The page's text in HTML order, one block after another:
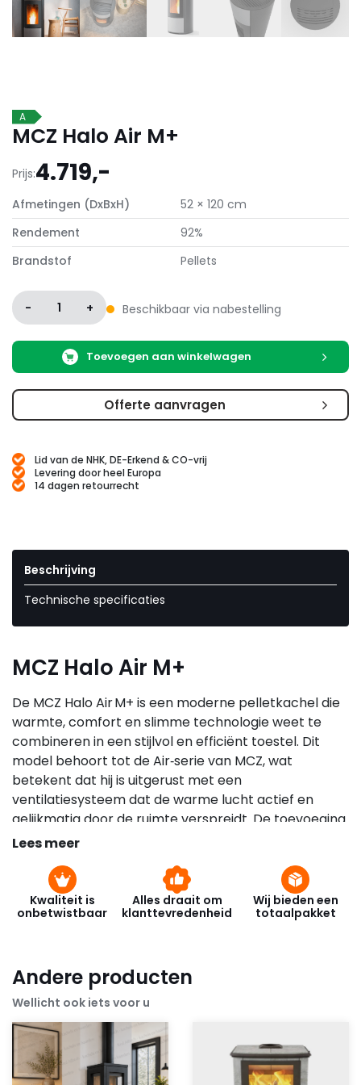
A
MCZ Halo Air M+
Prijs:4.719,-
Afmetingen (DxBxH)
52 × 120 cm
Rendement
92%
Brandstof
Pellets
- 1 + Beschikbaar via nabestelling
Toevoegen aan winkelwagen
Offerte aanvragen
Lid van de NHK, DE-Erkend & CO-vrij
Levering door heel Europa
14 dagen retourrecht
Beschrijving
Technische specificaties
MCZ Halo Air M+
De MCZ Halo Air M+ is een moderne pelletkachel die
warmte, comfort en slimme technologie weet te
combineren in een stijlvol en efficiënt toestel. Dit
model behoort tot de Air‑serie van MCZ, wat
betekent dat hij is uitgerust met een
ventilatiesysteem dat de warme lucht actief en
gelijkmatig door de ruimte verspreidt. De toevoeging
M+ duidt op geïntegreerde besturingstechnologie
kan worden, zowel fysiek als op afstand.
Het ontwerp van de MCZ Halo Air M+ is strak en
interieurstijlen, van minimalistisch en modern tot
warm en klassiek. De voorzijde is voorzien van een
groot glasvenster dat het vlammenspel zichtbaar
maakt en een gezellige sfeer creëert in de kamer.
De combinatie van staal en andere hoogwaardige
materialen geeft de kachel een solide uitstraling en
Lees meer
Kwaliteit is
onbetwistbaar
Alles draait om
klanttevredenheid
Wij bieden een
totaalpakket
Andere producten
Wellicht ook iets voor u